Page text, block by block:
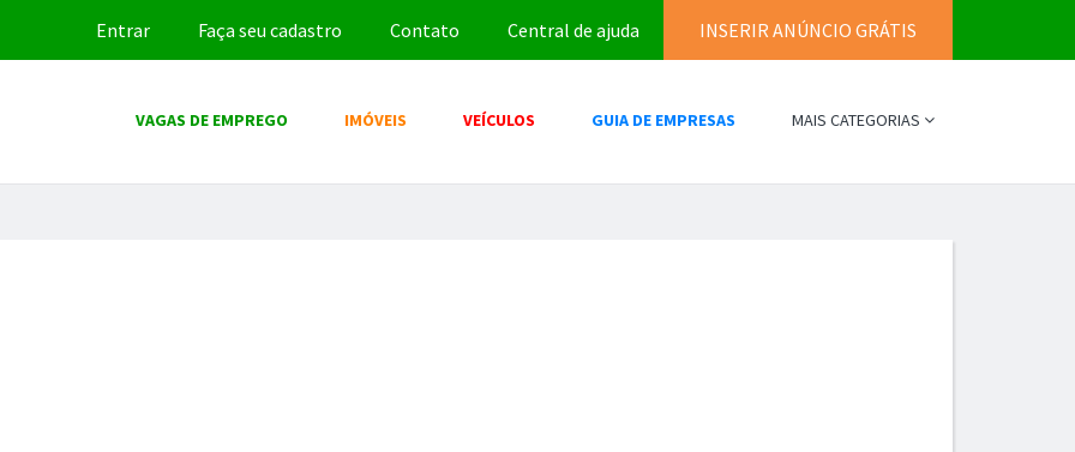
Entrar Faça seu cadastro Contato Central de ajuda INSERIR ANÚNCIO GRÁTIS
VAGAS DE EMPREGO IMÓVEIS VEÍCULOS GUIA DE EMPRESAS MAIS CATEGORIAS